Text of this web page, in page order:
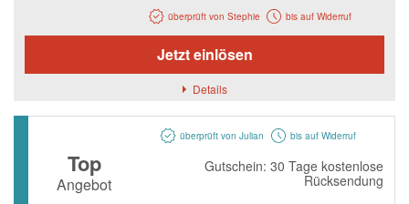
HappyKeks
SNIPES
Lidl
überprüft von Stephie bis auf Widerruf
Details
Jetzt einlösen
überprüft von Julian bis auf Widerruf
Top
Angebot
Gutschein: 30 Tage kostenlose
Rücksendung